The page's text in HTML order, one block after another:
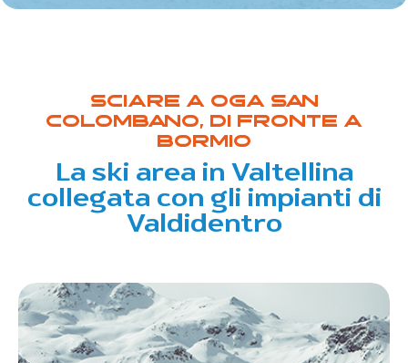
Sciare a Oga San
Colombano, di fronte a
Bormio
La ski area in Valtellina
collegata con gli impianti di
Valdidentro